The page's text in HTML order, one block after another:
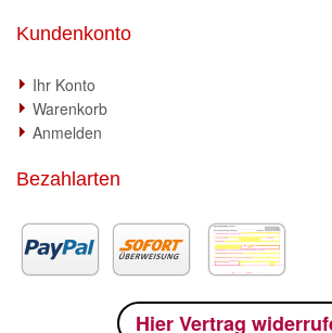
Kundenkonto
Ihr Konto
Warenkorb
Anmelden
Bezahlarten
Hier Vertrag